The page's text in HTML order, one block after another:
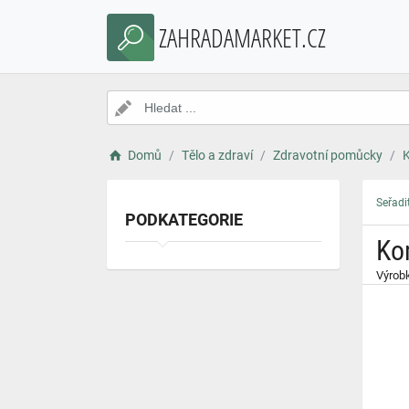
ZAHRADAMARKET.CZ
Domů Tělo a zdraví Zdravotní pomůcky
PODKATEGORIE